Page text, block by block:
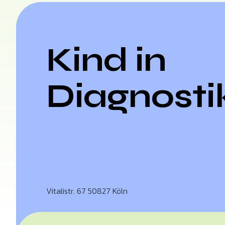
Kind in
Vitalistr. 67 50827 Köln